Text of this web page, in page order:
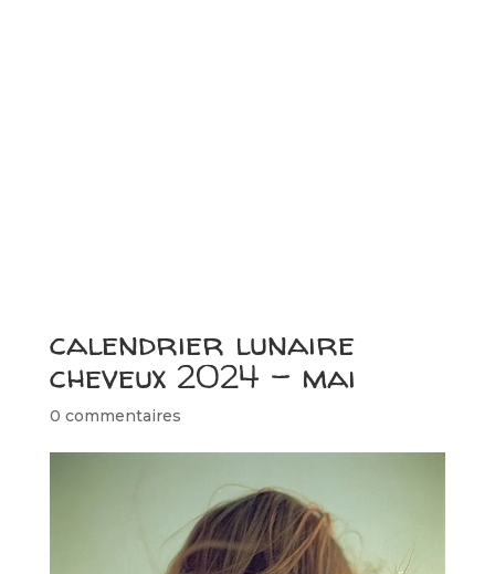
calendrier lunaire
cheveux 2024 – mai
0 commentaires